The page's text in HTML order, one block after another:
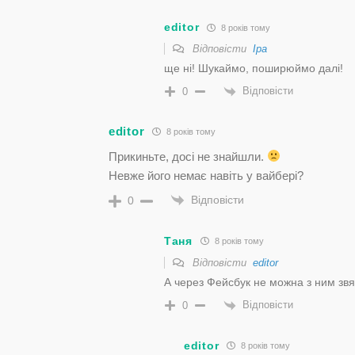
editor 8 років тому
Відповісти Іра
ще ні! Шукаймо, поширюймо далі!
0 Відповісти
editor 8 років тому
Прикиньте, досі не знайшли.
Невже його немає навіть у вайбері?
0 Відповісти
Таня 8 років тому
Відповісти editor
А через Фейсбук не можна з ним
0 Відповісти
editor 8 років тому